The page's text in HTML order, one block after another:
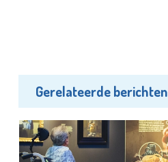
Gerelateerde berichten